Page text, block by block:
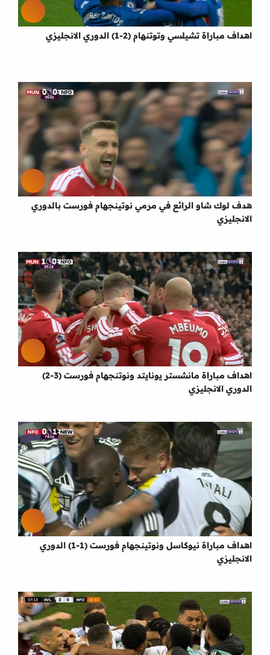
اهداف مباراة تشيلسي وتوتنهام (2-1) الدوري الانجليزي
هدف لوك شاو الرائع في مرمي نوتينجهام فورست بالدوري
الانجليزي
اهداف مباراة مانشستر يونايتد ونوتنجهام فورست (3-2)
الدوري الانجليزي
اهداف مباراة نيوكاسل ونوتينجهام فورست (1-1) الدوري
الانجليزي